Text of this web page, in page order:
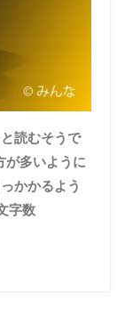
読むそうで
が多いように
かかるよう
字数